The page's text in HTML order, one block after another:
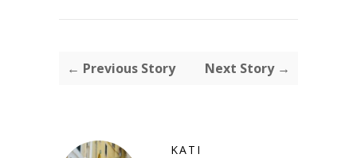
← Previous Story Next Story →
KATI